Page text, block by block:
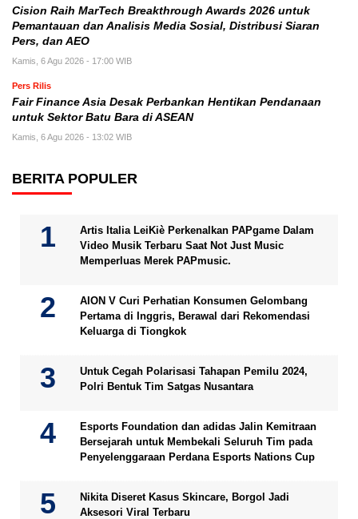
Cision Raih MarTech Breakthrough Awards 2026 untuk
Pemantauan dan Analisis Media Sosial, Distribusi Siaran
Pers, dan AEO
Kamis, 6 Agu 2026 - 17:00 WIB
Pers Rilis
Fair Finance Asia Desak Perbankan Hentikan Pendanaan
untuk Sektor Batu Bara di ASEAN
Kamis, 6 Agu 2026 - 13:02 WIB
BERITA POPULER
Artis Italia LeiKiè Perkenalkan PAPgame Dalam
Video Musik Terbaru Saat Not Just Music
Memperluas Merek PAPmusic.
AION V Curi Perhatian Konsumen Gelombang
Pertama di Inggris, Berawal dari Rekomendasi
Keluarga di Tiongkok
Untuk Cegah Polarisasi Tahapan Pemilu 2024,
Polri Bentuk Tim Satgas Nusantara
Esports Foundation dan adidas Jalin Kemitraan
Bersejarah untuk Membekali Seluruh Tim pada
Penyelenggaraan Perdana Esports Nations Cup
Nikita Diseret Kasus Skincare, Borgol Jadi
Aksesori Viral Terbaru